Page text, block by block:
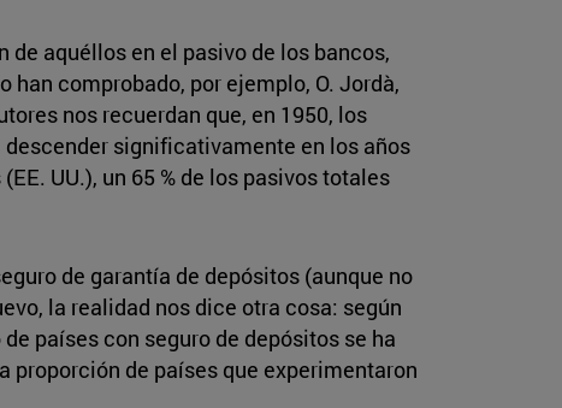
aquéllos en el pasivo de los bancos,
comprobado, por ejemplo, O. Jordà,
nos recuerdan que, en 1950, los
significativamente en los años
UU.), un 65 % de los pasivos totales
de garantía de depósitos (aunque no
la realidad nos dice otra cosa: según
países con seguro de depósitos se ha
de países que experimentaron